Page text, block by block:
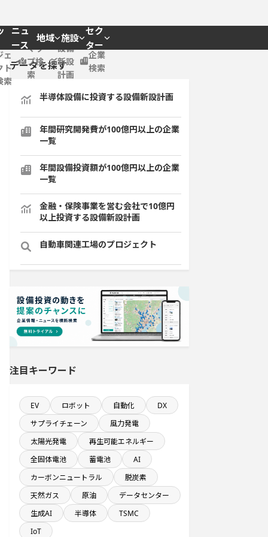
ニュ
ース
地域 施設
セク
ター
ェ
ト
索
マッ
プ検
索
設備
新設
計画
企業
検索
データを探す
半導体設備に投資する設備新設計画
年間研究開発費が100億円以上の企業
一覧
年間設備投資額が100億円以上の企業
一覧
金融・保険事業を営む会社で10億円
以上投資する設備新設計画
自動車関連工場のプロジェクト
純利益が10億円以上の企業一覧
来月完成プロジェクト
来月着工プロジェクト
飲食事業を営む会社で10億円以上投
資する設備新設計画
発電設備の導入を含む物流施設プロ
ジェクト
従業員数が100人以上の企業一覧
従業員数100名以上プロジェクト
注目キーワード
EV ロボット 自動化
DX
サプライチェーン
風力発電
太陽光発電
再生可能エネルギー
全固体電池
蓄電池
AI
カーボンニュートラル
脱炭素
天然ガス
原油
データセンター
生成AI
半導体
TSMC
IoT